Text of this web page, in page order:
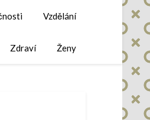
Vzdělání
Zdraví Ženy